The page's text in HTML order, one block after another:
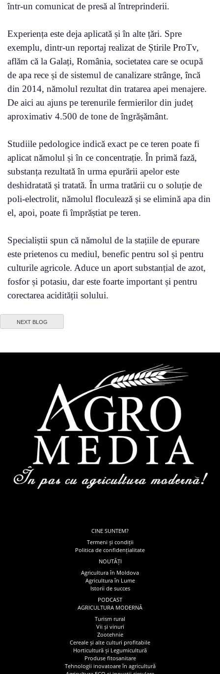
într-un comunicat de presă al întreprinderii.
Experiența este deja aplicată și în alte țări. Spre
exemplu, dintr-un reportaj realizat de Știrile ProTv,
aflăm că la Galați, România, societatea care se ocupă
de apa rece și de sistemul de canalizare strânge, încă
din 2014, nămolul rezultat din tratarea apei menajere.
De aici au ajuns pe terenurile fermierilor din județ
aproximativ 4.500 de tone de îngrășământ.
Studiile pedologice indică exact pe ce teren poate fi
aplicat nămolul și în ce concentrație. În primă fază,
substanța rezultată în urma epurării apelor este
deshidratată și tratată. În urma tratării cu o soluție de
poli-electrolit, nămolul floculează și se elimină apa din
el, apoi, poate fi împrăștiat pe teren.
Specialiștii spun că nămolul de la stațiile de epurare
este prietenos cu mediul, benefic pentru sol și pentru
culturile agricole. Aduce un aport substanțial de azot,
fosfor și potasiu, dar este foarte important și pentru
corectarea acidității solului.
NEXT BLOG
CINE SUNTEM?
Termeni și condiții
Politica de confidențialitate
NOUTĂȚI
Agricultura în Moldova
Agricultura în Lume
Istorii de succes
PODCAST
AGRICULTURA MODERNĂ
Turism rural
Vii și vinuri
Zootehnie
Cereale și alte culturi profitabile
Horticultură și Legumicultură
Produse fitosanitare
Tehnologii inovatoare în agricultură